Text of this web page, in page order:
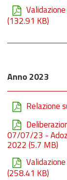
(132.91 KB)
Anno 2023
Relazione
07/07/23 -
2022 (5.7 MB)
(258.41 KB)